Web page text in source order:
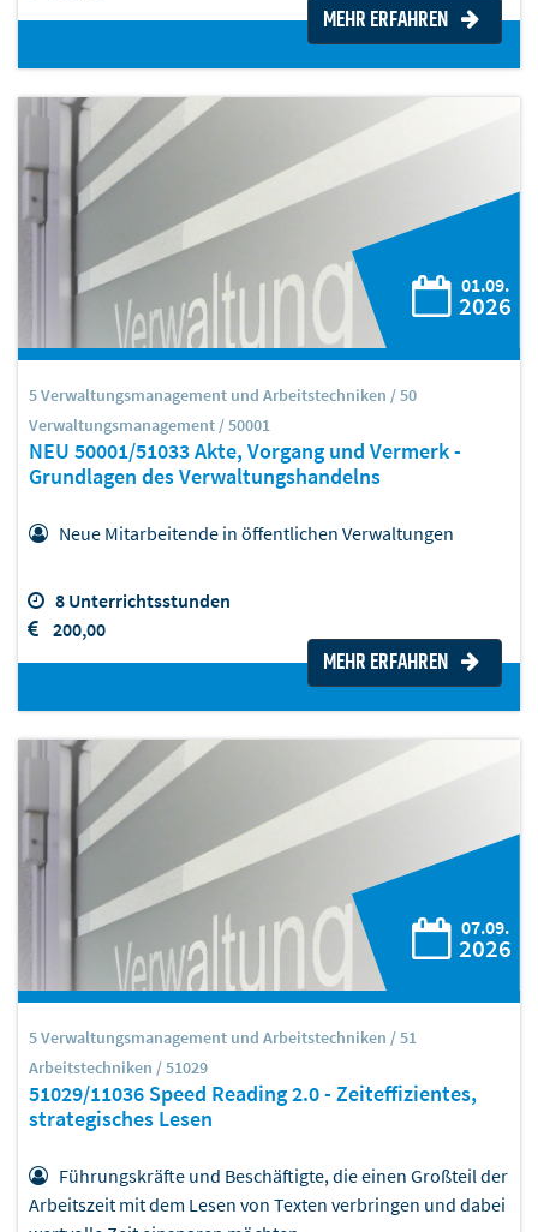
MEHR ERFAHREN
01.09.
2026
5 Verwaltungsmanagement und Arbeitstechniken / 50
Verwaltungsmanagement / 50001
NEU 50001/51033 Akte, Vorgang und Vermerk -
Grundlagen des Verwaltungshandelns
Neue Mitarbeitende in öffentlichen Verwaltungen
8 Unterrichtsstunden
200,00
MEHR ERFAHREN
07.09.
2026
5 Verwaltungsmanagement und Arbeitstechniken / 51
Arbeitstechniken / 51029
51029/11036 Speed Reading 2.0 - Zeiteffizientes,
strategisches Lesen
Führungskräfte und Beschäftigte, die einen Großteil der
Arbeitszeit mit dem Lesen von Texten verbringen und dabei